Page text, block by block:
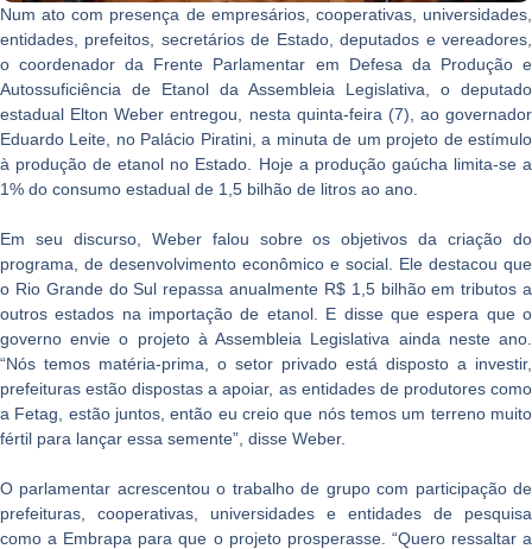
Num ato com presença de empresários, cooperativas, universidades,
entidades, prefeitos, secretários de Estado, deputados e vereadores,
o coordenador da Frente Parlamentar em Defesa da Produção e
Autossuficiência de Etanol da Assembleia Legislativa, o deputado
estadual Elton Weber entregou, nesta quinta-feira (7), ao governador
Eduardo Leite, no Palácio Piratini, a minuta de um projeto de estímulo
à produção de etanol no Estado. Hoje a produção gaúcha limita-se a
1% do consumo estadual de 1,5 bilhão de litros ao ano.
Em seu discurso, Weber falou sobre os objetivos da criação do
programa, de desenvolvimento econômico e social. Ele destacou que
o Rio Grande do Sul repassa anualmente R$ 1,5 bilhão em tributos a
outros estados na importação de etanol. E disse que espera que o
governo envie o projeto à Assembleia Legislativa ainda neste ano.
“Nós temos matéria-prima, o setor privado está disposto a investir,
prefeituras estão dispostas a apoiar, as entidades de produtores como
a Fetag, estão juntos, então eu creio que nós temos um terreno muito
fértil para lançar essa semente”, disse Weber.
O parlamentar acrescentou o trabalho de grupo com participação de
prefeituras, cooperativas, universidades e entidades de pesquisa
como a Embrapa para que o projeto prosperasse. “Quero ressaltar a